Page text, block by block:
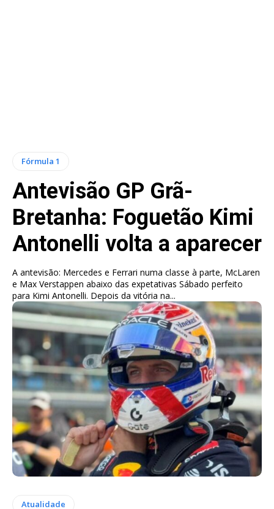
Fórmula 1
Antevisão GP Grã-
Bretanha: Foguetão Kimi
Antonelli volta a aparecer
A antevisão: Mercedes e Ferrari numa classe à parte, McLaren
e Max Verstappen abaixo das expetativas Sábado perfeito
para Kimi Antonelli. Depois da vitória na...
Atualidade